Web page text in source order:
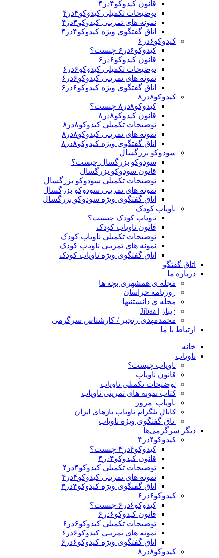
قانون کیدوکو۴در۴
توضیحات تکمیلی کیدوکو۴در۴
نمونه های تمرینی کیدوکو۴در۴
اتاق گفتگوی ویژه کیدوکو۴در۴
کیدوکو۶در۶
کیدوکو۶در۶ چیست؟
قانون کیدوکو۶در۶
توضیحات تکمیلی کیدوکو۶در۶
نمونه های تمرینی کیدوکو۶در۶
اتاق گفتگوی ویژه کیدوکو۶در۶
کیدوکو۸در۸
کیدوکو۸در۸ چیست؟
قانون کیدوکو۸در۸
توضیحات تکمیلی کیدوکو۸در۸
نمونه های تمرینی کیدوکو۸در۸
اتاق گفتگوی ویژه کیدوکو۸در۸
سودوکو بزرگسال
سودوکو بزرگسال چیست؟
قانون سودوکو بزرگسال
توضیحات تکمیلی سودوکو بزرگسال
نمونه های تمرینی سودوکو بزرگسال
اتاق گفتگوی ویژه سودوکو بزرگسال
ناویاب کودک
ناویاب کودک چیست؟
قانون ناویاب کودک
توضیحات تکمیلی ناویاب کودک
نمونه های تمرینی ناویاب کودک
اتاق گفتگوی ویژه ناویاب کودک
اتاق گفتگو
درباره ما
مجله ی همشهری بچه ها
روزنامه خراسان
مجله ی دانستنیها
ژیباز | Jibaz
محمدمهدی رنجبر / کارشناس سرگرمی
ارتباط با ما
خانه
ناویاب
ناویاب چیست؟
قانون ناویاب
توضیحات تکمیلی ناویاب
کتاب نمونه های تمرینی ناویاب
ناویاب امروز
کانال تلگرام ناویاب بازهای ایران
اتاق گفتگوی ویژه ناویاب
دیگر سرگرمی‌ها
کیدوکو۴در۴
کیدوکو۴در۴ چیست؟
قانون کیدوکو۴در۴
توضیحات تکمیلی کیدوکو۴در۴
نمونه های تمرینی کیدوکو۴در۴
اتاق گفتگوی ویژه کیدوکو۴در۴
کیدوکو۶در۶
کیدوکو۶در۶ چیست؟
قانون کیدوکو۶در۶
توضیحات تکمیلی کیدوکو۶در۶
نمونه های تمرینی کیدوکو۶در۶
اتاق گفتگوی ویژه کیدوکو۶در۶
کیدوکو۸در۸